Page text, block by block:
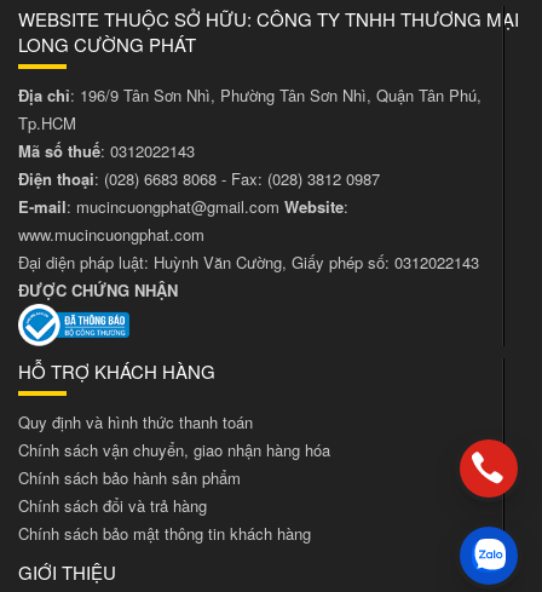
WEBSITE THUỘC SỞ HỮU: CÔNG TY TNHH THƯƠNG MẠI
LONG CƯỜNG PHÁT
Địa chỉ: 196/9 Tân Sơn Nhì, Phường Tân Sơn Nhì, Quận Tân Phú,
Tp.HCM
Mã số thuế: 0312022143
Điện thoại: (028) 6683 8068 - Fax: (028) 3812 0987
E-mail: mucincuongphat@gmail.com Website:
www.mucincuongphat.com
Đại diện pháp luật: Huỳnh Văn Cường, Giấy phép số: 0312022143
ĐƯỢC CHỨNG NHẬN
HỖ TRỢ KHÁCH HÀNG
Quy định và hình thức thanh toán
Chính sách vận chuyển, giao nhận hàng hóa
Chính sách bảo hành sản phẩm
Chính sách đổi và trả hàng
Chính sách bảo mật thông tin khách hàng
GIỚI THIỆU